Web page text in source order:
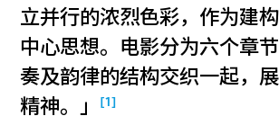
立并行的浓烈色彩，作为建
中心思想。电影分为六个章
奏及韵律的结构交织一起，
精神。」
[1]